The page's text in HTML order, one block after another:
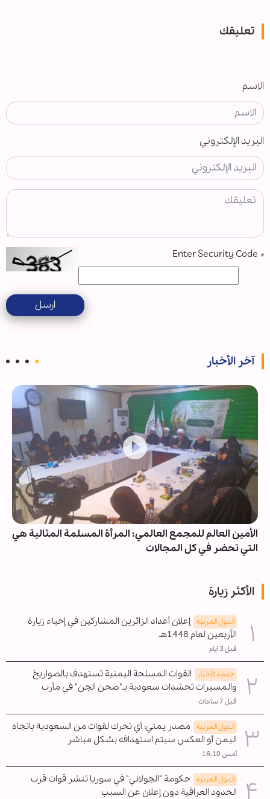
تعليقك
الاسم
البريد الإلكتروني
*
ارسل
آخر الأخبار
الأمين العالم للمجمع العالمي: المرأة المسلمة المثالية هي
التي تحضر في كل المجالات
الأكثر زيارة
الدول العربیه إعلان أعداد الزائرين المشاركين في إحياء زيارة
الأربعين لعام 1448هـ
قبل 3 ايام
خدمة الأخبار
القوات المسلحة اليمنية تستهدف بالصواريخ
والمسيرات تحشدات سعودية بـ"صحن الجن" في مأرب
قبل 7 ساعات
الدول العربیه مصدر يمني: أي تحرك لقوات من السعودية باتجاه
اليمن أو العكس سيتم استهدافه بشكل مباشر
أمس 16:10
الدول العربیه حكومة "الجولاني" في سوريا تنشر قوات قرب
الحدود العراقية دون إعلان عن السبب